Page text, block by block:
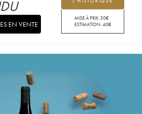
MISE À PRIX:30€
ESTIMATION:40€
EN VENTE